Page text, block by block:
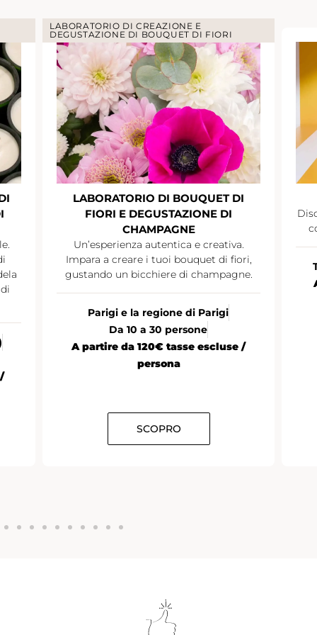
LABORATORIO DI CREAZIONE E
DEGUSTAZIONE DI BOUQUET DI FIORI
LABORATORIO DI BOUQUET DI
FIORI E DEGUSTAZIONE DI
CHAMPAGNE
Un’esperienza autentica e creativa.
Impara a creare i tuoi bouquet di fiori,
gustando un bicchiere di champagne.
Parigi e la regione di Parigi
Da 10 a 30 persone
A partire da 120€ tasse escluse /
persona
SCOPRO